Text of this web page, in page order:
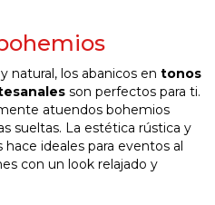
natural, los abanicos en tonos
son perfectos para ti.
atuendos bohemios
sueltas. La estética rústica y
ideales para eventos al
con un look relajado y